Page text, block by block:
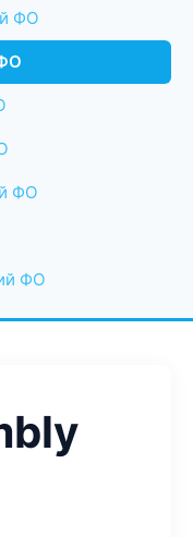
ФО
ФО
ФО